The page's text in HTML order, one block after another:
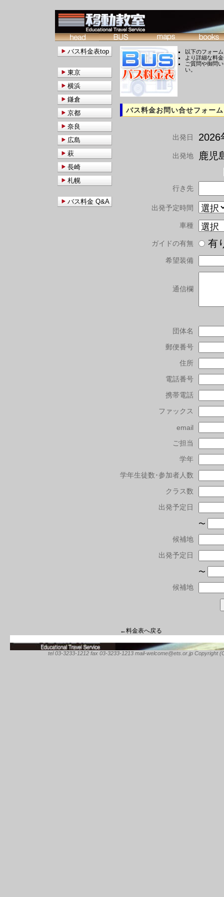
以下のフォー
より詳細な料
ご質問や御問
い。
バス料金お問い合せフォーム
出発日 2026
出発地 鹿児
行き先
出発予定時間
車種
ガイドの有無
希望装備
通信欄
団体名
郵便番号
住所
電話番号
携帯電話
ファックス
email
ご担当
学年
学年生徒数･参加者人数
クラス数
出発予定日
〜
候補地
出発予定日
〜
候補地
←料金表へ戻る
バス料金表top
東京
横浜
鎌倉
京都
奈良
広島
萩
長崎
札幌
バス料金 Q&A
tel 03-3233-1212 fax 03-3233-1213 mail-welcome@ets.or.jp Copyright